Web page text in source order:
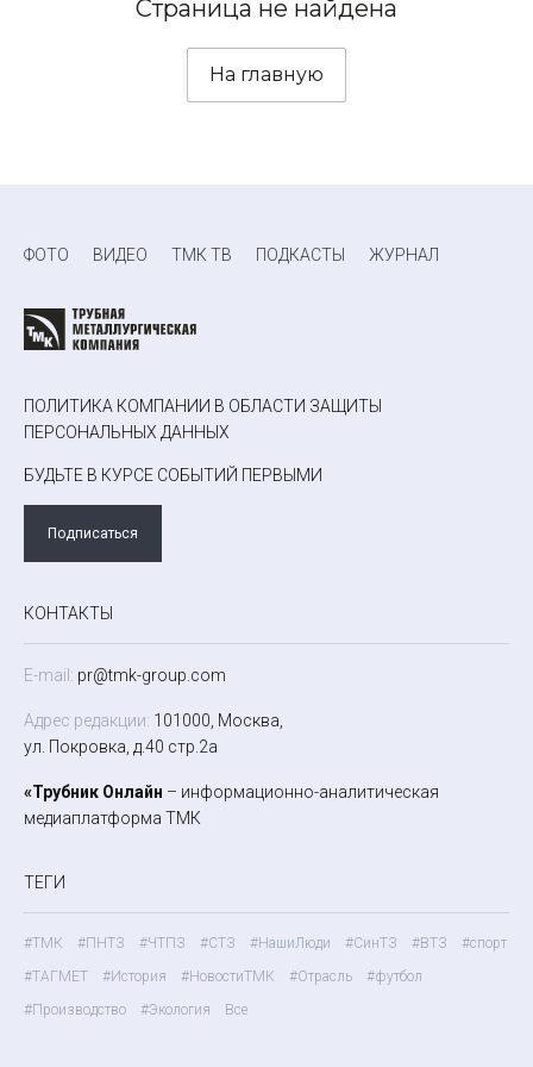
Страница не найдена
На главную
ФОТО ВИДЕО ТМК ТВ ПОДКАСТЫ ЖУРНАЛ
ПОЛИТИКА КОМПАНИИ В ОБЛАСТИ ЗАЩИТЫ
ПЕРСОНАЛЬНЫХ ДАННЫХ
БУДЬТЕ В КУРСЕ СОБЫТИЙ ПЕРВЫМИ
Подписаться
КОНТАКТЫ
E-mail: pr@tmk-group.com
Адрес редакции: 101000, Москва,
ул. Покровка, д.40 стр.2а
«Трубник Онлайн – информационно-аналитическая
медиаплатформа ТМК
ТЕГИ
#ТМК #ПНТЗ #ЧТПЗ #СТЗ #НашиЛюди #СинТЗ #ВТЗ
#спорт
#ТАГМЕТ
#История #НовостиТМК #Отрасль
#футбол
#Производство
#Экология Все